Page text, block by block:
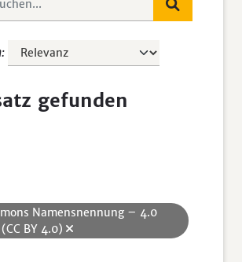
gefunden
Namensnennung – 4.0
BY 4.0)